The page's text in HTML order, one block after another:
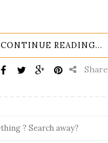
CONTINUE READING...
Share